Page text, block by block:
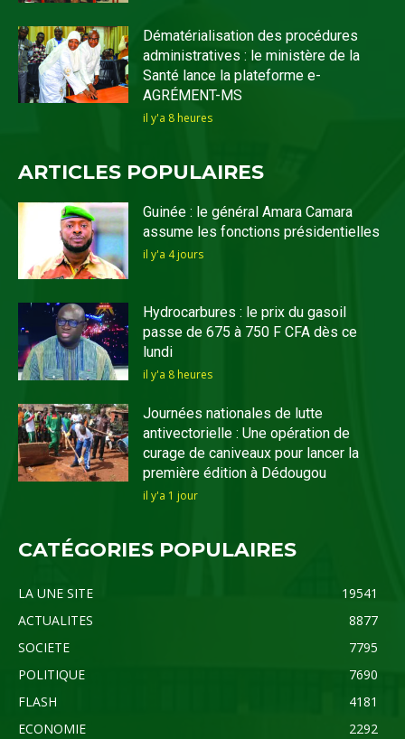
Dématérialisation des procédures
administratives : le ministère de la
Santé lance la plateforme e-
AGRÉMENT-MS
il y'a 8 heures
ARTICLES POPULAIRES
Guinée : le général Amara Camara
assume les fonctions présidentielles
il y'a 4 jours
Hydrocarbures : le prix du gasoil
passe de 675 à 750 F CFA dès ce
lundi
il y'a 8 heures
Journées nationales de lutte
antivectorielle : Une opération de
curage de caniveaux pour lancer la
première édition à Dédougou
il y'a 1 jour
CATÉGORIES POPULAIRES
LA UNE SITE
19541
ACTUALITES
8877
SOCIETE
7795
POLITIQUE
7690
FLASH
4181
ECONOMIE
2292